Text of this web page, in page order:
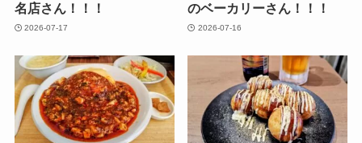
名店さん！！！
2026-07-17
のベーカリーさん！！！
2026-07-16